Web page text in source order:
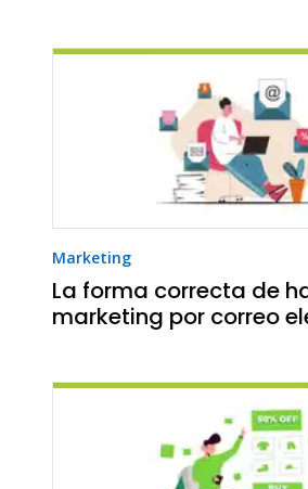
Marketing
La forma correcta de
marketing por correo